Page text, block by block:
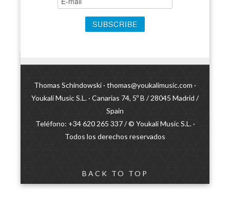
Thomas Schindowski · thomas@youkalimusic.com ·
Youkali Music S.L. · Canarias 74, 5º B / 28045 Madrid /
Spain
Teléfono: +34 620 265 337 / © Youkali Music S.L. ·
Todos los derechos reservados
BACK TO TOP